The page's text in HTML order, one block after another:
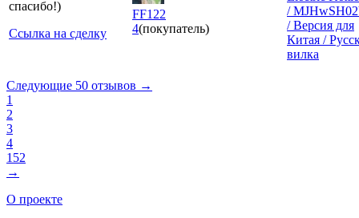
спасибо!)
Ссылка на сделку
FF122
4(покупатель)
/
/ Версия для
Китая /
вилка
Следующие 50 отзывов →
1
2
3
4
152
→
О проекте